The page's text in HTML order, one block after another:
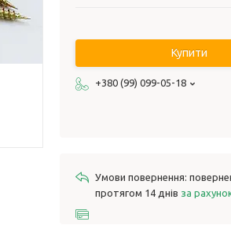
Купити
+380 (99) 099-05-18
протягом 14 днів за